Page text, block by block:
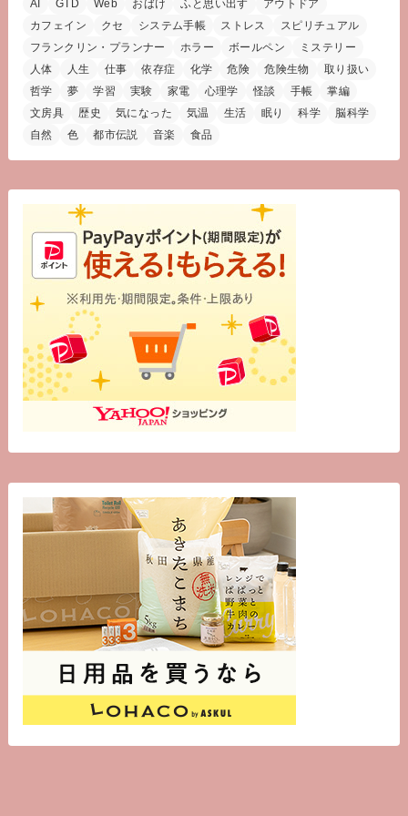
AI GTD Web おばけ ふと思い出す
アウトドア
カフェイン
クセ システム手帳 ストレス
スピリチュアル
フランクリン・プランナー
ホラー ボールペン
ミステリー
人体
人生 仕事 依存症 化学 危険 危険生物
取り扱い
哲学
夢 学習 実験 家電 心理学 怪談 手帳
掌編
文房具
歴史 気になった 気温 生活 眠り 科学
脳科学
自然
色 都市伝説 音楽 食品